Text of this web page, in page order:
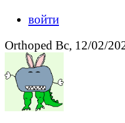
войти
Orthoped Вс, 12/02/